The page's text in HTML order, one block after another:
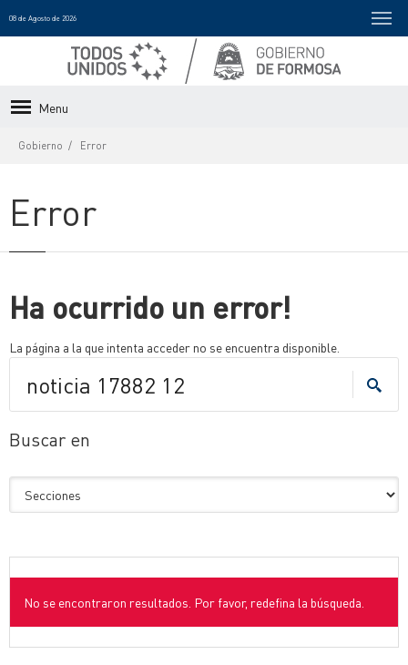
08 de Agosto de 2026
Menu
Gobierno Error
Error
Ha ocurrido un error!
La página a la que intenta acceder no se encuentra disponible.
Buscar en
No se encontraron resultados. Por favor, redefina la búsqueda.